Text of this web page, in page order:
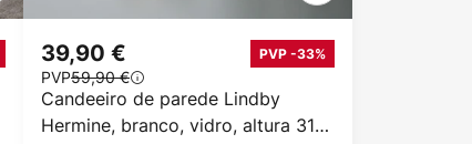
Candeeiro de parede Lindby
Hermine, branco, vidro, altura 31
39,90 € PVP -33%
PVP59,90 €